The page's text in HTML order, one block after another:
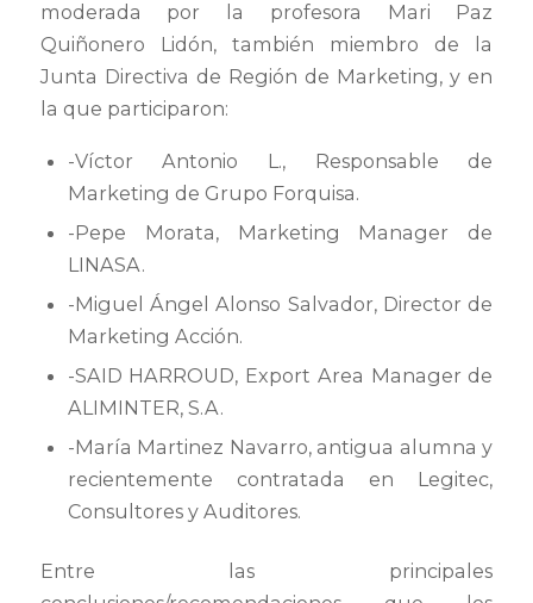
moderada por la profesora Mari Paz
Quiñonero Lidón, también miembro de la
Junta Directiva de Región de Marketing, y en
la que participaron:
-Víctor Antonio L., Responsable de
Marketing de Grupo Forquisa.
-Pepe Morata, Marketing Manager de
LINASA.
-Miguel Ángel Alonso Salvador, Director de
Marketing Acción.
-SAID HARROUD, Export Area Manager de
ALIMINTER, S.A.
-María Martinez Navarro, antigua alumna y
recientemente contratada en Legitec,
Consultores y Auditores.
Entre las principales